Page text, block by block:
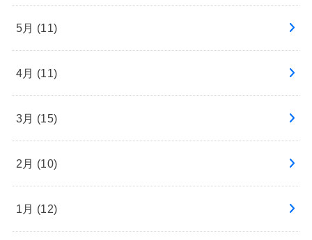
5月 (11)
4月 (11)
3月 (15)
2月 (10)
1月 (12)